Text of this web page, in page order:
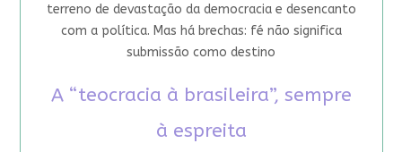
terreno de devastação da democracia e desencanto
com a política. Mas há brechas: fé não significa
submissão como destino
A “teocracia à brasileira”, sempre
à espreita